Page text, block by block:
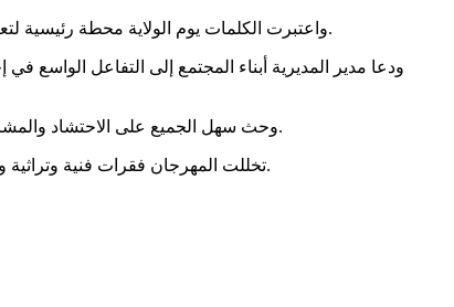
واعتبرت الكلمات يوم الولاية محطة رئيسية لتعزيز الارتباط بالقيادة القرآنية وتجسيد عمق العلاقة بين الأمة وقادتها الربانيين، بما يسهم في رفعة واستقامة واقع الأمة وتصحيح مسارها التاريخي.
ودعا مدير المديرية أبناء المجتمع إلى التفاعل
وحث سهل الجميع على الاحتشاد والمشاركة الواسعة في الفعالية المركزية الكبرى التي ستقام في ساحة الإمام علي عليه السلام بمدينة الحسينية، تجسيداً للولاء والتمسك بالنهج القويم.
تخللت المهرجان فقرات فنية وتراثية ورقصات شعبية من الموروث التهامي الأصيل، عبرت في مجملها عن الحب والارتباط والمكانة الرفيعة التي يحتلها الإمام علي في وجدان اليمنيين.